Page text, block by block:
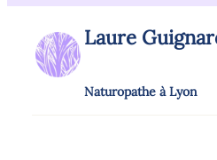
Laure
Naturopathe à Lyon